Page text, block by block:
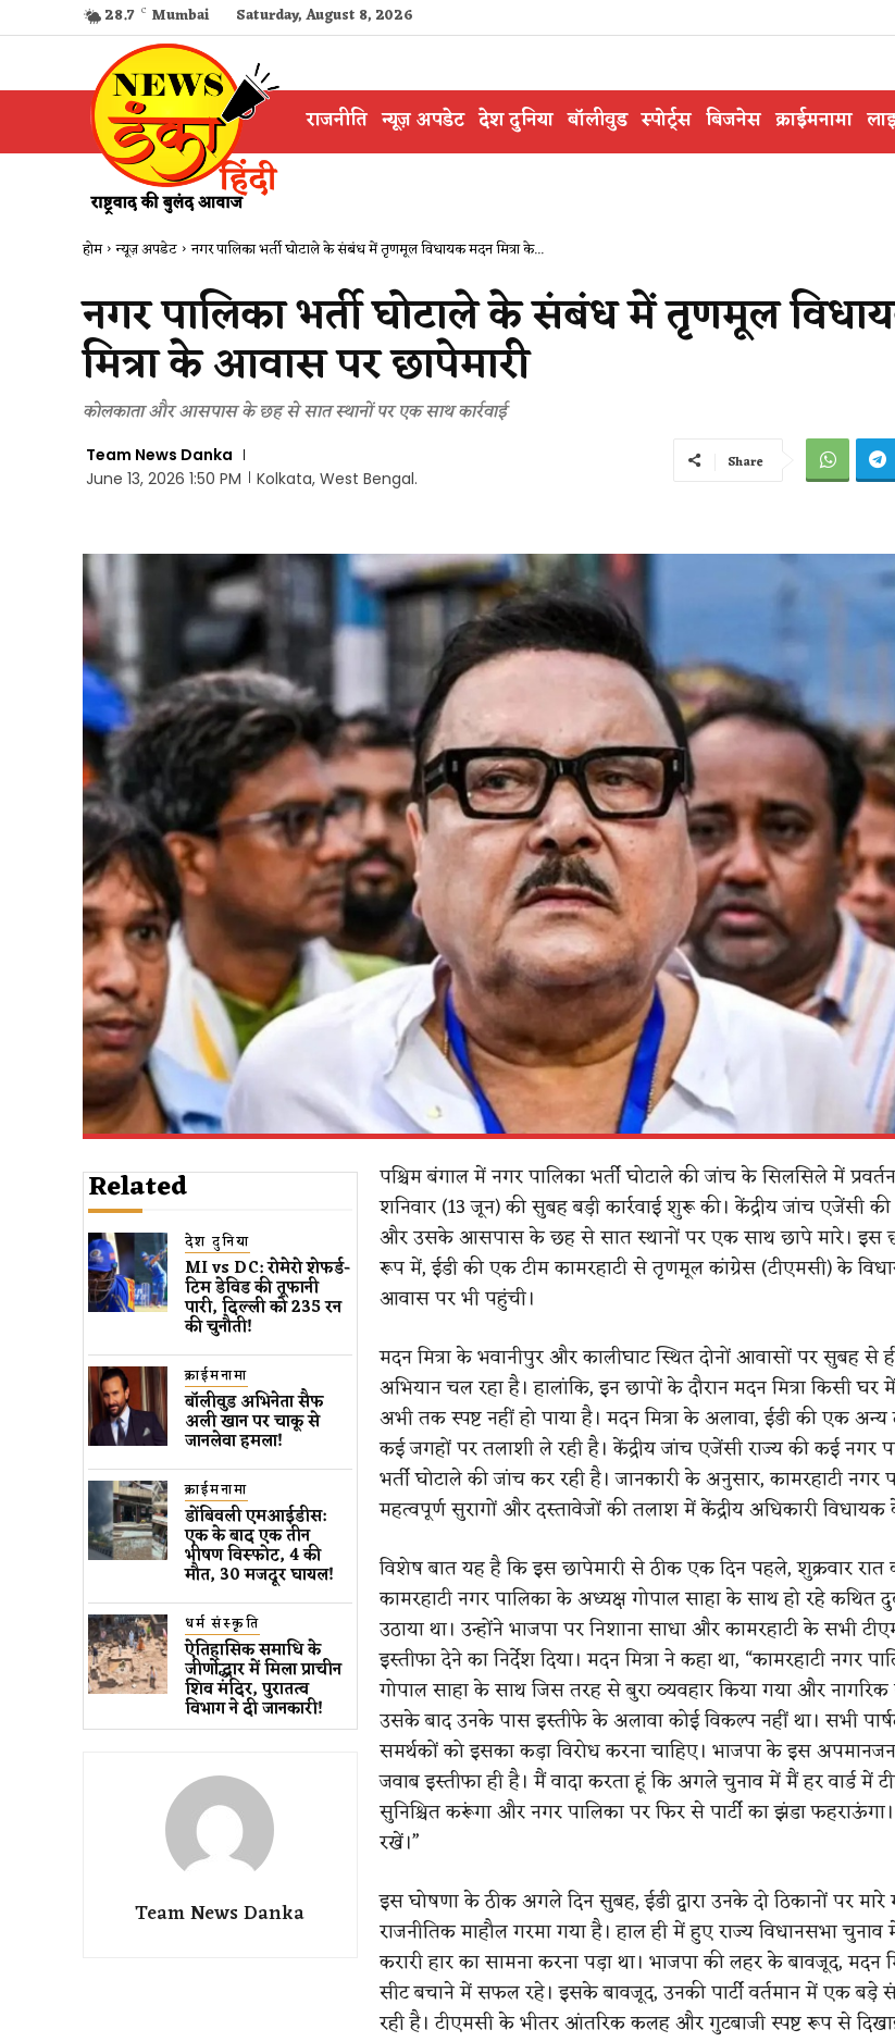
28.7 C Mumbai Saturday, August 8, 2026
राजनीति न्यूज़ अपडेट देश दुनिया बॉलीवुड स्पोर्ट्स बिजनेस क्राईमनामा
होम न्यूज़ अपडेट नगर पालिका भर्ती घोटाले के संबंध में तृणमूल विधायक मदन मित्रा के...
नगर पालिका भर्ती घोटाले के संबंध में तृणमूल
मित्रा के आवास पर छापेमारी
कोलकाता और आसपास के छह से सात स्थानों पर एक साथ कार्रवाई
Team News Danka
June 13, 2026 1:50 PM
Kolkata, West Bengal.
Share
Related
देश दुनिया
MI vs DC: रोमेरो शेफर्ड-
टिम डेविड की तूफानी
पारी, दिल्ली को 235 रन
की चुनौती!
क्राईमनामा
बॉलीवुड​ अभिनेता सैफ
अली खान पर चाकू से ​
जानलेवा हमला​!
क्राईमनामा
डोंबिवली एमआईडीस:
एक के बाद एक तीन
भीषण विस्फोट, 4 की
मौत, 30 मजदूर घायल!
धर्म संस्कृति
ऐतिहासिक समाधि के
जीर्णोद्धार में मिला प्राचीन
शिव मंदिर, पुरातत्व
विभाग ने दी जानकारी!
Team News Danka
पश्चिम बंगाल में नगर पालिका भर्ती घोटाले की जांच के सिलसिले में
शनिवार (13 जून) की सुबह बड़ी कार्रवाई शुरू की। केंद्रीय जांच एजेंसी
और उसके आसपास के छह से सात स्थानों पर एक साथ छापे मारे। इस
रूप में, ईडी की एक टीम कामरहाटी से तृणमूल कांग्रेस (टीएमसी) के
आवास पर भी पहुंची।
मदन मित्रा के भवानीपुर और कालीघाट स्थित दोनों आवासों पर सुबह से
अभियान चल रहा है। हालांकि, इन छापों के दौरान मदन मित्रा किसी घर
अभी तक स्पष्ट नहीं हो पाया है। मदन मित्रा के अलावा, ईडी की एक
कई जगहों पर तलाशी ले रही है। केंद्रीय जांच एजेंसी राज्य की कई नगर
भर्ती घोटाले की जांच कर रही है। जानकारी के अनुसार, कामरहाटी नगर
महत्वपूर्ण सुरागों और दस्तावेजों की तलाश में केंद्रीय अधिकारी
विशेष बात यह है कि इस छापेमारी से ठीक एक दिन पहले, शुक्रवार रात
कामरहाटी नगर पालिका के अध्यक्ष गोपाल साहा के साथ हो रहे कथित
उठाया था। उन्होंने भाजपा पर निशाना साधा और कामरहाटी के सभी
इस्तीफा देने का निर्देश दिया। मदन मित्रा ने कहा था, “कामरहाटी नगर
गोपाल साहा के साथ जिस तरह से बुरा व्यवहार किया गया और
उसके बाद उनके पास इस्तीफे के अलावा कोई विकल्प नहीं था। सभी
समर्थकों को इसका कड़ा विरोध करना चाहिए। भाजपा के इस
जवाब इस्तीफा ही है। मैं वादा करता हूं कि अगले चुनाव में मैं हर वार्ड में
सुनिश्चित करूंगा और नगर पालिका पर फिर से पार्टी का झंडा
रखें।”
इस घोषणा के ठीक अगले दिन सुबह, ईडी द्वारा उनके दो ठिकानों पर
राजनीतिक माहौल गरमा गया है। हाल ही में हुए राज्य विधानसभा
करारी हार का सामना करना पड़ा था। भाजपा की लहर के बावजूद, मदन
सीट बचाने में सफल रहे। इसके बावजूद, उनकी पार्टी वर्तमान में एक बड़े
रही है। टीएमसी के भीतर आंतरिक कलह और गुटबाजी स्पष्ट रूप से